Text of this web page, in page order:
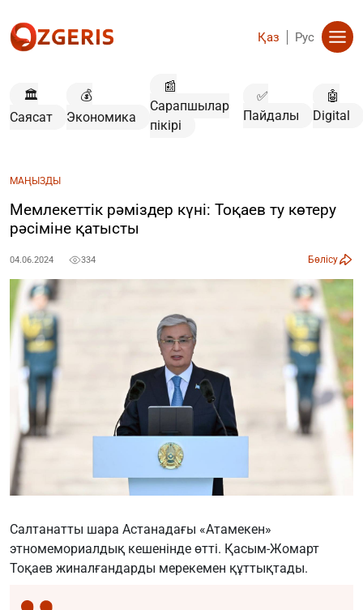
Қаз Рус
🏛️
Саясат
💰
Экономика
📰
Сарапшылар
пікірі
✅
Пайдалы
🤖
Digital
МАҢЫЗДЫ
Мемлекеттік рәміздер күні: Тоқаев ту көтеру
рәсіміне қатысты
04.06.2024 334 Бөлісу
Салтанатты шара Астанадағы «Атамекен»
этномемориалдық кешенінде өтті. Қасым-Жомарт
Тоқаев жиналғандарды мерекемен құттықтады.